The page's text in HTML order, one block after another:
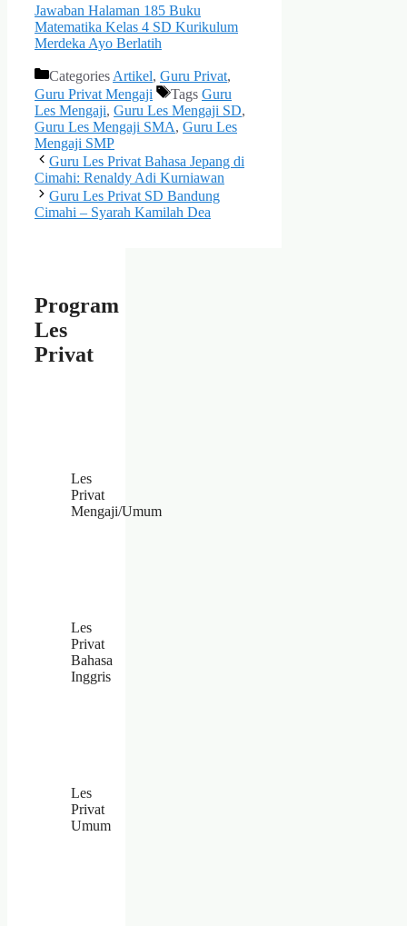
Jawaban Halaman 185 Buku
Matematika Kelas 4 SD Kurikulum
Merdeka Ayo Berlatih
Categories Artikel, Guru Privat,
Guru Privat Mengaji
Tags Guru
Les Mengaji, Guru Les Mengaji SD,
Guru Les Mengaji SMA, Guru Les
Mengaji SMP
Guru Les Privat Bahasa Jepang di
Cimahi: Renaldy Adi Kurniawan
Guru Les Privat SD Bandung
Cimahi – Syarah Kamilah Dea
Program
Les
Privat
Les
Privat
Mengaji/Umum
Les
Privat
Bahasa
Inggris
Les
Privat
Umum